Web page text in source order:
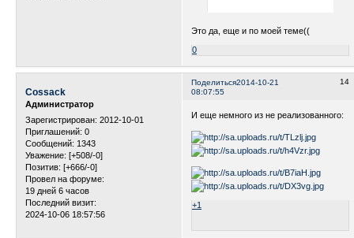
Это да, еще и по моей теме((
0
Поделиться 14
2014-10-21
08:07:55
Cossack
Администратор
Зарегистрирован: 2012-10-01
Приглашений: 0
Сообщений: 1343
Уважение: [+508/-0]
Позитив: [+666/-0]
Провел на форуме:
19 дней 6 часов
Последний визит:
2024-10-06 18:57:56
И еще немного из не реализованного:
+1